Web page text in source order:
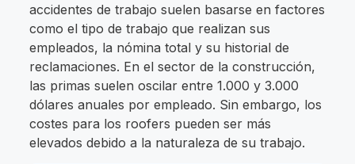
accidentes de trabajo suelen basarse en factores
como el tipo de trabajo que realizan sus
empleados, la nómina total y su historial de
reclamaciones. En el sector de la construcción,
las primas suelen oscilar entre 1.000 y 3.000
dólares anuales por empleado. Sin embargo, los
costes para los roofers pueden ser más
elevados debido a la naturaleza de su trabajo.